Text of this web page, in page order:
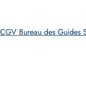
CGV Bureau des Guides